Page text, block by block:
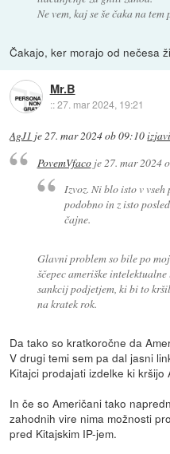
Ne vem, kaj se še čaka na tem
Čakajo, ker morajo od nečesa
Mr.B
::27. mar 2024, 19:21
AgJ1 je27. mar 2024 ob 09:10
PovemVfacoje27. mar 2024
Izvoz. Ni blo isto v
podobno in z isto
čajne.
Glavni problem so bile po
ščepec ameriške
sankcij podjetjem, ki bi to
na kratek rok.
Da tako so kratkoročne da
V drugi temi sem pa dal jasni
Kitajci prodajati izdelke ki kršijo
In če so Američani tako
zahodnih vire nima možnosti
pred Kitajskim IP-jem.